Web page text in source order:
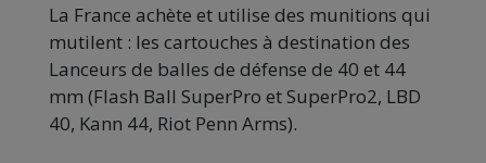
La France achète et utilise des munitions qui
mutilent : les cartouches à destination des
Lanceurs de balles de défense de 40 et 44
mm (Flash Ball SuperPro et SuperPro2, LBD
40, Kann 44, Riot Penn Arms).